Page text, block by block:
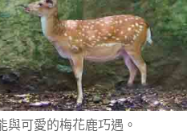
花鹿巧遇。